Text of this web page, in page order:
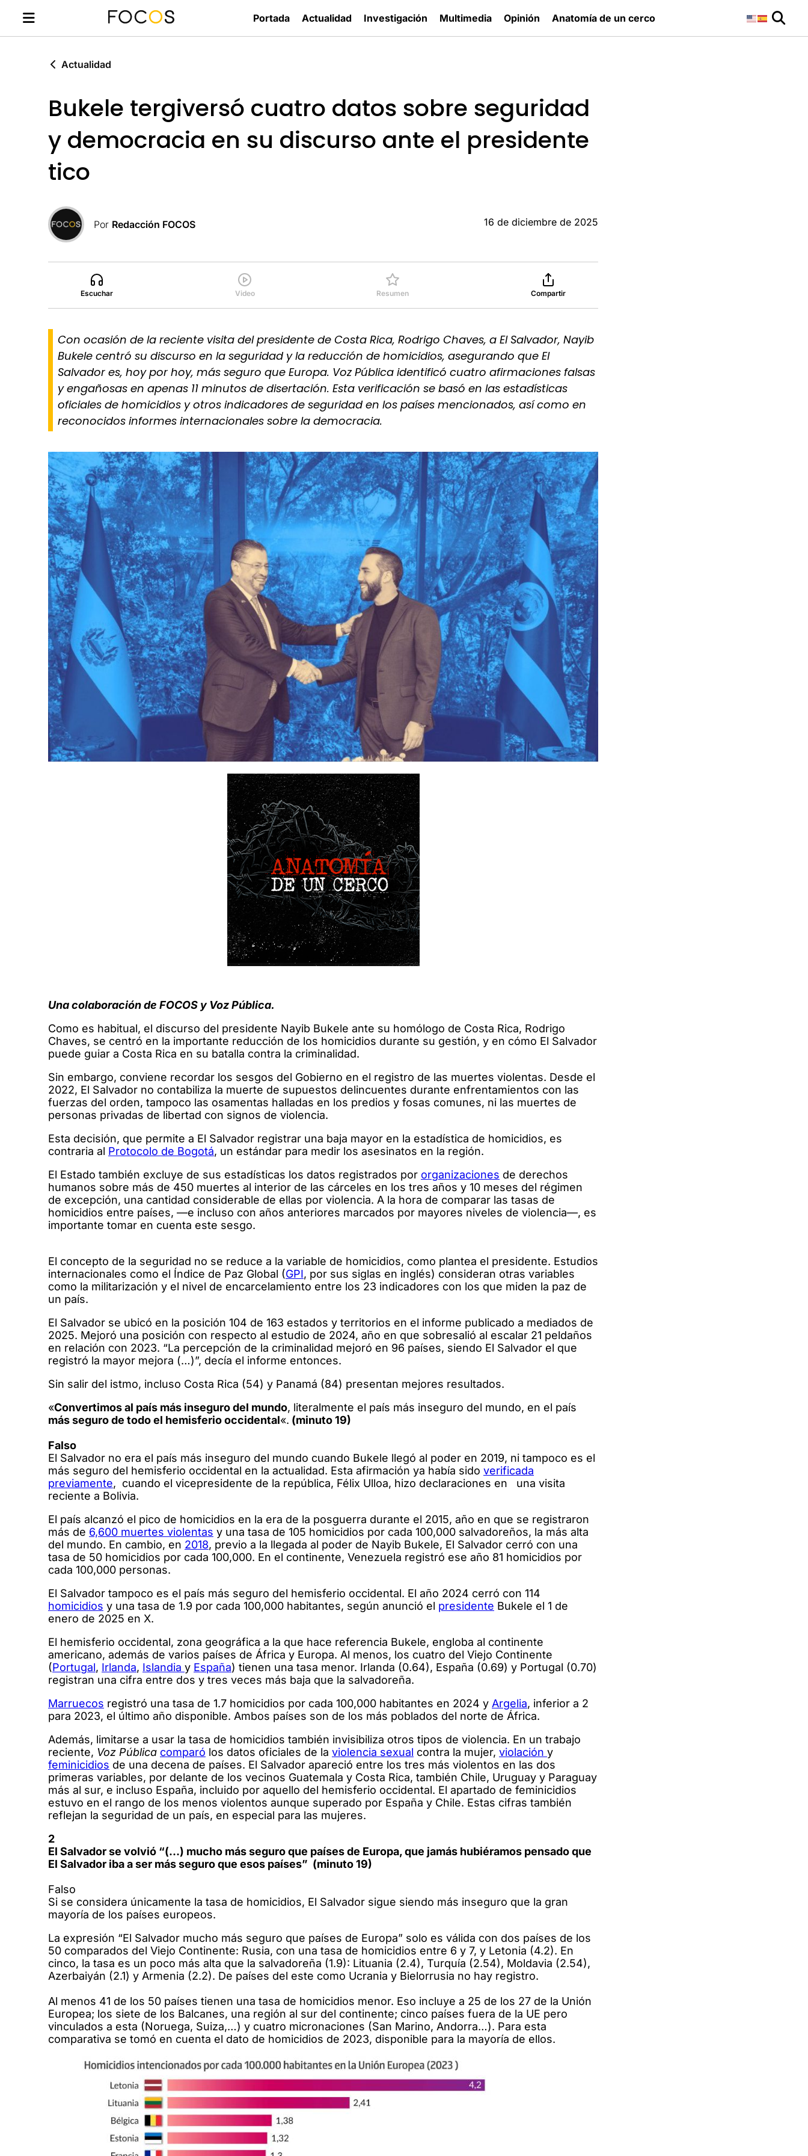
Portada Actualidad Investigación Multimedia Opinión Anatomía de un cerco
Actualidad
Bukele tergiversó cuatro datos sobre seguridad
y democracia en su discurso ante el presidente
tico
Por Redacción FOCOS 16 de diciembre de 2025
Escuchar Video Resumen Compartir
Con ocasión de la reciente visita del presidente de Costa Rica, Rodrigo Chaves, a El Salvador, Nayib
Bukele centró su discurso en la seguridad y la reducción de homicidios, asegurando que El
Salvador es, hoy por hoy, más seguro que Europa. Voz Pública identificó cuatro afirmaciones falsas
y engañosas en apenas 11 minutos de disertación. Esta verificación se basó en las estadísticas
oficiales de homicidios y otros indicadores de seguridad en los países mencionados, así como en
reconocidos informes internacionales sobre la democracia.
Una colaboración de FOCOS y Voz Pública.
Como es habitual, el discurso del presidente Nayib Bukele ante su homólogo de Costa Rica, Rodrigo
Chaves, se centró en la importante reducción de los homicidios durante su gestión, y en cómo El Salvador
puede guiar a Costa Rica en su batalla contra la criminalidad.
Sin embargo, conviene recordar los sesgos del Gobierno en el registro de las muertes violentas. Desde el
2022, El Salvador no contabiliza la muerte de supuestos delincuentes durante enfrentamientos con las
fuerzas del orden, tampoco las osamentas halladas en los predios y fosas comunes, ni las muertes de
personas privadas de libertad con signos de violencia.
Esta decisión, que permite a El Salvador registrar una baja mayor en la estadística de homicidios, es
contraria al Protocolo de Bogotá, un estándar para medir los asesinatos en la región.
El Estado también excluye de sus estadísticas los datos registrados por organizaciones de derechos
humanos sobre más de 450 muertes al interior de las cárceles en los tres años y 10 meses del régimen
de excepción, una cantidad considerable de ellas por violencia. A la hora de comparar las tasas de
homicidios entre países, —e incluso con años anteriores marcados por mayores niveles de violencia—, es
importante tomar en cuenta este sesgo.
El concepto de la seguridad no se reduce a la variable de homicidios, como plantea el presidente. Estudios
internacionales como el Índice de Paz Global (GPI, por sus siglas en inglés) consideran otras variables
como la militarización y el nivel de encarcelamiento entre los 23 indicadores con los que miden la paz de
un país.
El Salvador se ubicó en la posición 104 de 163 estados y territorios en el informe publicado a mediados de
2025. Mejoró una posición con respecto al estudio de 2024, año en que sobresalió al escalar 21 peldaños
en relación con 2023. “La percepción de la criminalidad mejoró en 96 países, siendo El Salvador el que
registró la mayor mejora (…)”, decía el informe entonces.
Sin salir del istmo, incluso Costa Rica (54) y Panamá (84) presentan mejores resultados.
«Convertimos al país más inseguro del mundo, literalmente el país más inseguro del mundo, en el país
más seguro de todo el hemisferio occidental«. (minuto 19)
Falso
El Salvador no era el país más inseguro del mundo cuando Bukele llegó al poder en 2019, ni tampoco es el
más seguro del hemisferio occidental en la actualidad. Esta afirmación ya había sido verificada
previamente, cuando el vicepresidente de la república, Félix Ulloa, hizo declaraciones en una visita
reciente a Bolivia.
El país alcanzó el pico de homicidios en la era de la posguerra durante el 2015, año en que se registraron
más de 6,600 muertes violentas y una tasa de 105 homicidios por cada 100,000 salvadoreños, la más alta
del mundo. En cambio, en 2018, previo a la llegada al poder de Nayib Bukele, El Salvador cerró con una
tasa de 50 homicidios por cada 100,000. En el continente, Venezuela registró ese año 81 homicidios por
cada 100,000 personas.
El Salvador tampoco es el país más seguro del hemisferio occidental. El año 2024 cerró con 114
homicidios y una tasa de 1.9 por cada 100,000 habitantes, según anunció el presidente Bukele el 1 de
enero de 2025 en X.
El hemisferio occidental, zona geográfica a la que hace referencia Bukele, engloba al continente
americano, además de varios países de África y Europa. Al menos, los cuatro del Viejo Continente
(Portugal, Irlanda, Islandia y España) tienen una tasa menor. Irlanda (0.64), España (0.69) y Portugal (0.70)
registran una cifra entre dos y tres veces más baja que la salvadoreña.
Marruecos registró una tasa de 1.7 homicidios por cada 100,000 habitantes en 2024 y Argelia, inferior a 2
para 2023, el último año disponible. Ambos países son de los más poblados del norte de África.
Además, limitarse a usar la tasa de homicidios también invisibiliza otros tipos de violencia. En un trabajo
reciente, Voz Pública comparó los datos oficiales de la violencia sexual contra la mujer, violación y
feminicidios de una decena de países. El Salvador apareció entre los tres más violentos en las dos
primeras variables, por delante de los vecinos Guatemala y Costa Rica, también Chile, Uruguay y Paraguay
más al sur, e incluso España, incluido por aquello del hemisferio occidental. El apartado de feminicidios
estuvo en el rango de los menos violentos aunque superado por España y Chile. Estas cifras también
reflejan la seguridad de un país, en especial para las mujeres.
2
El Salvador se volvió “(…) mucho más seguro que países de Europa, que jamás hubiéramos pensado que
El Salvador iba a ser más seguro que esos países” (minuto 19)
Falso
Si se considera únicamente la tasa de homicidios, El Salvador sigue siendo más inseguro que la gran
mayoría de los países europeos.
La expresión “El Salvador mucho más seguro que países de Europa” solo es válida con dos países de los
50 comparados del Viejo Continente: Rusia, con una tasa de homicidios entre 6 y 7, y Letonia (4.2). En
cinco, la tasa es un poco más alta que la salvadoreña (1.9): Lituania (2.4), Turquía (2.54), Moldavia (2.54),
Azerbaiyán (2.1) y Armenia (2.2). De países del este como Ucrania y Bielorrusia no hay registro.
Al menos 41 de los 50 países tienen una tasa de homicidios menor. Eso incluye a 25 de los 27 de la Unión
Europea; los siete de los Balcanes, una región al sur del continente; cinco países fuera de la UE pero
vinculados a esta (Noruega, Suiza,…) y cuatro micronaciones (San Marino, Andorra…). Para esta
comparativa se tomó en cuenta el dato de homicidios de 2023, disponible para la mayoría de ellos.